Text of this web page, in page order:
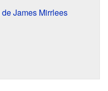
James Mirrlees